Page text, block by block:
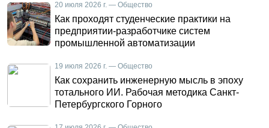
20 июля 2026 г. — Общество
Как проходят студенческие практики на
предприятии-разработчике систем
промышленной автоматизации
19 июля 2026 г. — Общество
Как сохранить инженерную мысль в эпоху
тотального ИИ. Рабочая методика Санкт-
Петербургского Горного